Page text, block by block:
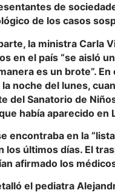
de
de los casos
la ministra Carla
en el país “se aisló
es un brote”.
noche del lunes,
del Sanatorio de
había aparecido en
encontraba en la
los últimos días. El
afirmado los
el pediatra